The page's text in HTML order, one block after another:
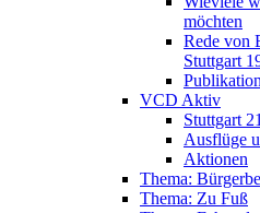
möchten
Rede von
Stuttgart
VCD Aktiv
Stuttgart 21
Ausflüge
Aktionen
Thema:
Thema: Zu Fuß